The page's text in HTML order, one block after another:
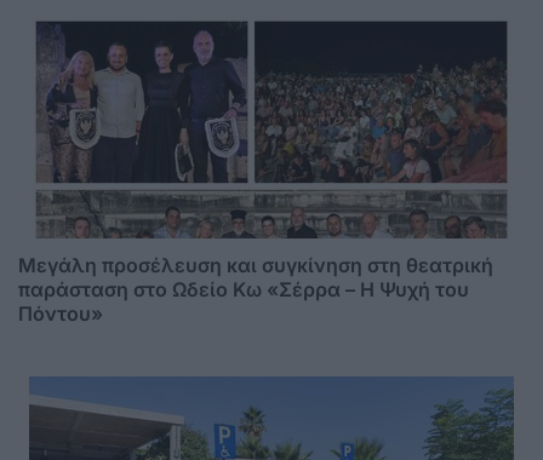
Μεγάλη προσέλευση και συγκίνηση στη θεατρική
παράσταση στο Ωδείο Κω «Σέρρα – Η Ψυχή του
Πόντου»